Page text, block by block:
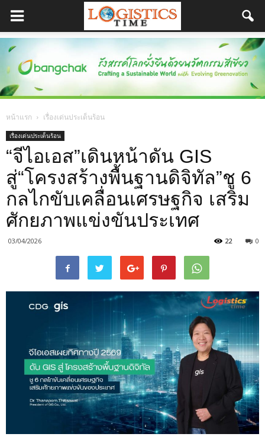
หน้าแรก เรื่องเด่นประเด็นร้อน
เรื่องเด่นประเด็นร้อน
“จีไอเอส”เดินหน้าดัน GIS
สู่“โครงสร้างพื้นฐานดิจิทัล”ชู 6
กลไกขับเคลื่อนเศรษฐกิจ เสริม
ศักยภาพแข่งขันประเทศ
03/04/2026 0
22